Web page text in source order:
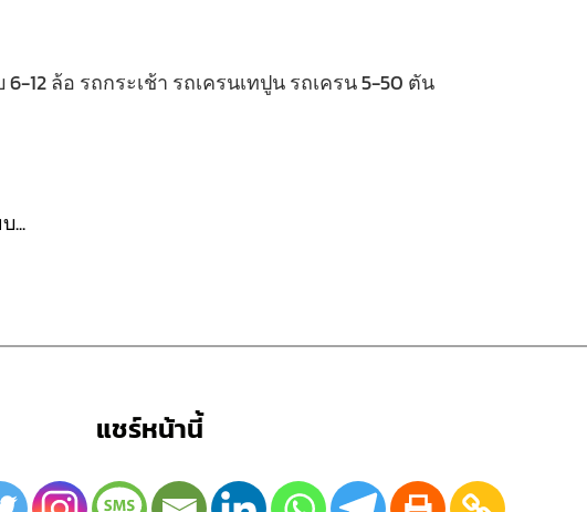
12 ล้อ รถกระเช้า รถเครนเทปูน รถเครน 5-50 ตัน
...
แชร์หน้านี้